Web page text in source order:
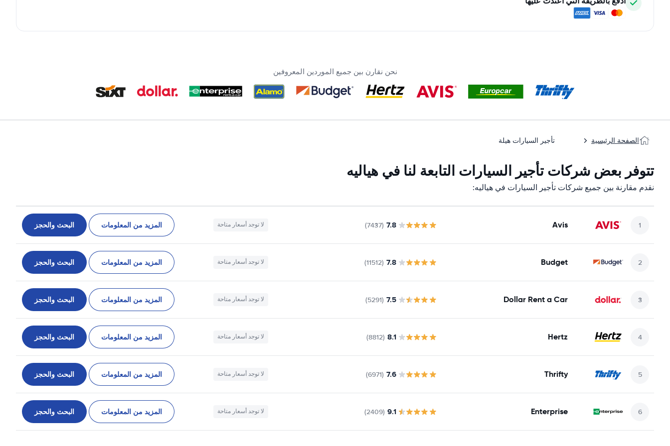
نحن نقارن بين جميع الموردين المعروفين
الصفحة الرئيسية تأجير السيارات هيلة
تتوفر بعض شركات تأجير السيارات التابعة لنا في هياليه
نقدم مقارنة بين جميع شركات تأجير السيارات في هياليه:
Avis
7.8
(7437) لا توجد أسعار متاحة المزيد من المعلومات البحث والحجز
Budget
7.8
(11512) لا توجد أسعار متاحة المزيد من المعلومات البحث والحجز
Dollar Rent a Car
7.5
(5291) لا توجد أسعار متاحة المزيد من المعلومات البحث والحجز
Hertz
8.1
(8812) لا توجد أسعار متاحة المزيد من المعلومات البحث والحجز
Thrifty
7.6
(6971) لا توجد أسعار متاحة المزيد من المعلومات البحث والحجز
Enterprise
9.1
(2409) لا توجد أسعار متاحة المزيد من المعلومات البحث والحجز